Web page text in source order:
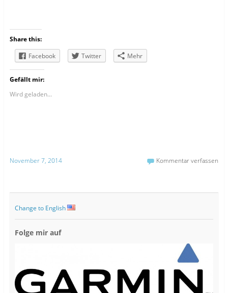
Share this:
Facebook
Twitter Mehr
Gefällt mir:
Wird geladen...
November 7, 2014 Kommentar verfassen
Change to English
Folge mir auf